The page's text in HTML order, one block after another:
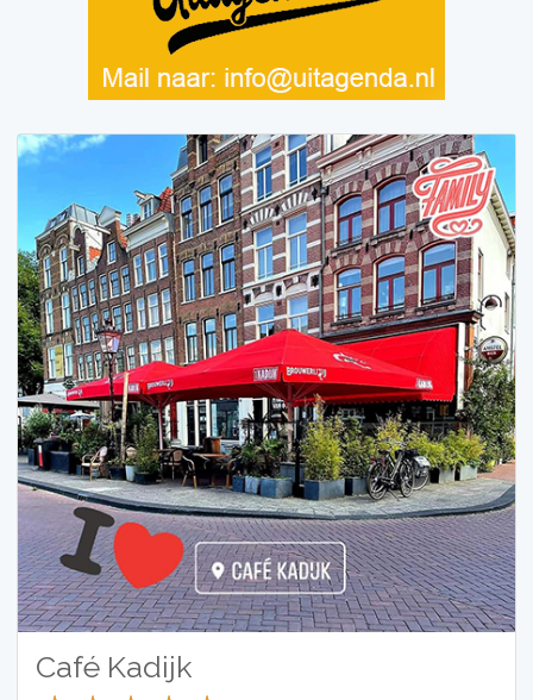
Café Kadijk